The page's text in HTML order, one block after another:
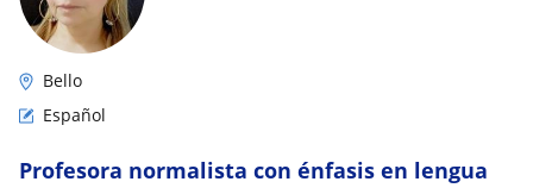
Bello
Español
Profesora normalista con énfasis en lengua